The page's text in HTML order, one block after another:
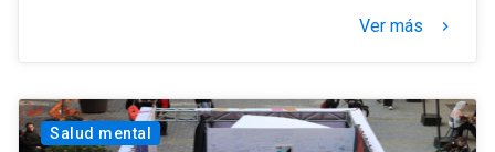
Ver más keyboard_arrow_right
Salud mental